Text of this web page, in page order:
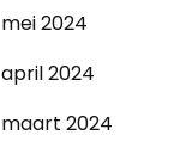
mei 2024
april 2024
maart 2024